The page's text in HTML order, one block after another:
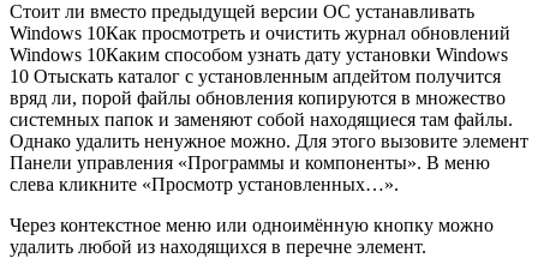
Стоит ли вместо предыдущей версии ОС устанавливать
Windows 10Как просмотреть и очистить журнал обновлений
Windows 10Каким способом узнать дату установки Windows
10 Отыскать каталог с установленным апдейтом получится
вряд ли, порой файлы обновления копируются в множество
системных папок и заменяют собой находящиеся там файлы.
Однако удалить ненужное можно. Для этого вызовите элемент
Панели управления «Программы и компоненты». В меню
слева кликните «Просмотр установленных…».
Через контекстное меню или одноимённую кнопку можно
удалить любой из находящихся в перечне элемент.